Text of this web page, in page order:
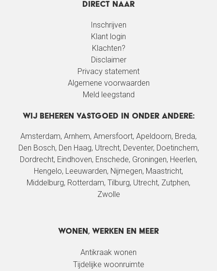
Direct naar
Inschrijven
Klant login
Klachten?
Disclaimer
Privacy statement
Algemene voorwaarden
Meld leegstand
Wij beheren vastgoed in onder andere:
Amsterdam, Arnhem, Amersfoort, Apeldoorn, Breda,
Den Bosch, Den Haag, Utrecht, Deventer, Doetinchem,
Dordrecht, Eindhoven, Enschede, Groningen, Heerlen,
Hengelo, Leeuwarden, Nijmegen, Maastricht,
Middelburg, Rotterdam, Tilburg, Utrecht, Zutphen,
Zwolle
Wonen, werken en meer
Antikraak wonen
Tijdelijke woonruimte